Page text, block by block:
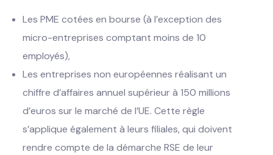
Les PME cotées en bourse (à l’exception des
micro-entreprises comptant moins de 10
employés),
Les entreprises non européennes réalisant un
chiffre d’affaires annuel supérieur à 150 millions
d’euros sur le marché de l’UE. Cette règle
s’applique également à leurs filiales, qui doivent
rendre compte de la démarche RSE de leur